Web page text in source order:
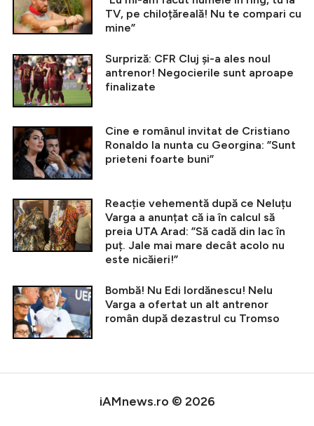
TV, pe chiloțăreală! Nu te compari cu
mine”
Surpriză: CFR Cluj și-a ales noul
antrenor! Negocierile sunt aproape
finalizate
Cine e românul invitat de Cristiano
Ronaldo la nunta cu Georgina: ”Sunt
prieteni foarte buni”
Reacție vehementă după ce Neluțu
Varga a anunțat că ia în calcul să
preia UTA Arad: ”Să cadă din lac în
puț. Jale mai mare decât acolo nu
este nicăieri!”
Bombă! Nu Edi Iordănescu! Nelu
Varga a ofertat un alt antrenor
român după dezastrul cu Tromso
iAMnews.ro © 2026